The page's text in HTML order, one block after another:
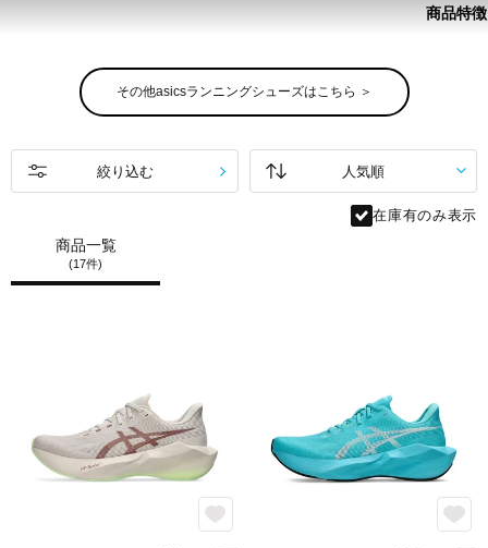
軽量かつ反発性に優れた、反発素材（FFTURBO
前足部に新たに採用。
まるで足裏にトランポリンを仕込んだような
高い反発力が軽い力で力強い前進をサポートします。
feature.2
商品特
その他asicsランニングシューズはこちら ＞
商品一覧
(17件)
絞り込む
在庫有のみ表示